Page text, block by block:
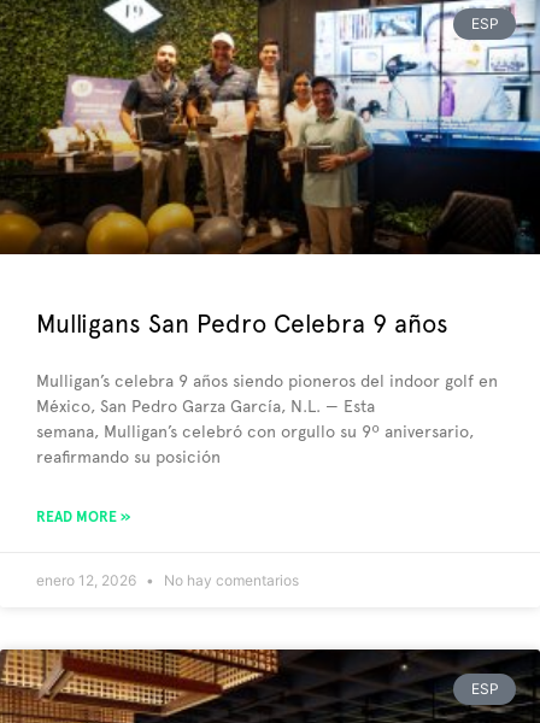
ESP
Mulligans San Pedro Celebra 9 años
Mulligan’s celebra 9 años siendo pioneros del indoor golf en
México, San Pedro Garza García, N.L. — Esta
semana, Mulligan’s celebró con orgullo su 9º aniversario,
reafirmando su posición
READ MORE »
enero 12, 2026 No hay comentarios
ESP